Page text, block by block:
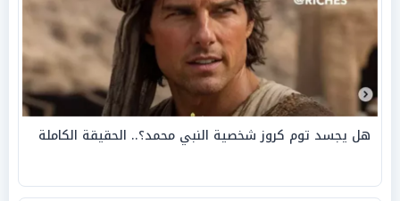
هل يجسد توم كروز شخصية النبي محمد؟.. الحقيقة الكاملة